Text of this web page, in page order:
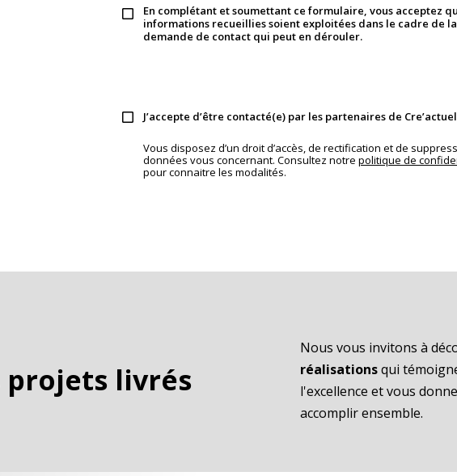
En complétant et soumettant ce formulaire, vous acceptez
informations recueillies soient exploitées dans le cadre de la
demande de contact qui peut en dérouler.
J’accepte d’être contacté(e) par les partenaires de Cre’actuel
Vous disposez d’un droit d’accès, de rectification et de
données vous concernant. Consultez notre politique de
pour connaitre les modalités.
projets livrés
Nous vous invitons à
réalisationsqui
l'excellence et vous
accomplir ensemble.